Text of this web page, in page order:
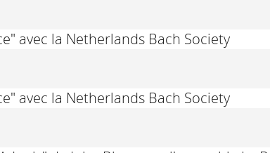
avec la Netherlands Bach Society
avec la Netherlands Bach Society